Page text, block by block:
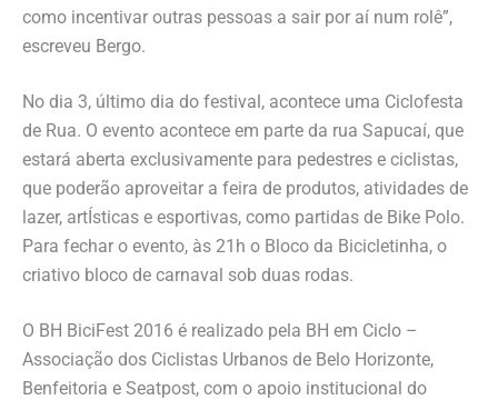
como incentivar outras pessoas a sair por aí num rolê”,
escreveu Bergo.
No dia 3, último dia do festival, acontece uma Ciclofesta
de Rua. O evento acontece em parte da rua Sapucaí, que
estará aberta exclusivamente para pedestres e ciclistas,
que poderão aproveitar a feira de produtos, atividades de
lazer, artÍsticas e esportivas, como partidas de Bike Polo.
Para fechar o evento, às 21h o Bloco da Bicicletinha, o
criativo bloco de carnaval sob duas rodas.
O BH BiciFest 2016 é realizado pela BH em Ciclo –
Associação dos Ciclistas Urbanos de Belo Horizonte,
Benfeitoria e Seatpost, com o apoio institucional do